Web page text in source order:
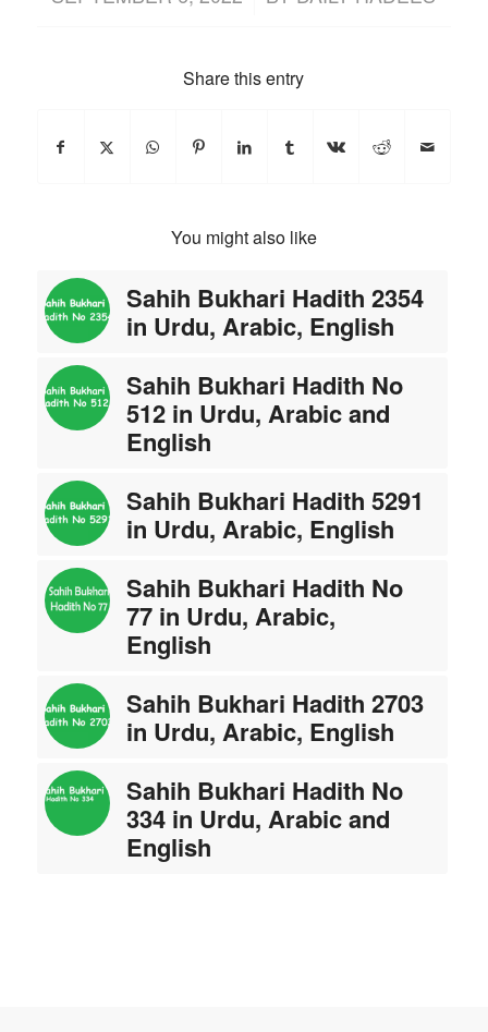
Share this entry
You might also like
Sahih Bukhari Hadith 2354
in Urdu, Arabic, English
Sahih Bukhari Hadith No
512 in Urdu, Arabic and
English
Sahih Bukhari Hadith 5291
in Urdu, Arabic, English
Sahih Bukhari Hadith No
77 in Urdu, Arabic,
English
Sahih Bukhari Hadith 2703
in Urdu, Arabic, English
Sahih Bukhari Hadith No
334 in Urdu, Arabic and
English